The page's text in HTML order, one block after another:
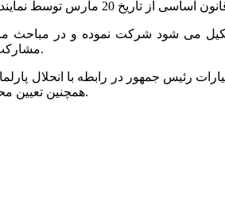
می شود شرکت نموده و در مباحث
مشارکت فعال داشته باشند.
رئیس جمهور در رابطه با انحلال
همچنین تعیین محل پارلمان می باشد.